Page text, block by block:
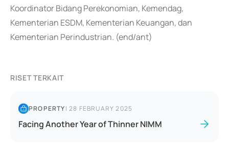
Koordinator Bidang Perekonomian, Kemendag,
Kementerian ESDM, Kementerian Keuangan, dan
Kementerian Perindustrian. (end/ant)
RISET TERKAIT
PROPERTY|28 FEBRUARY 2025
Facing Another Year of Thinner NIMM